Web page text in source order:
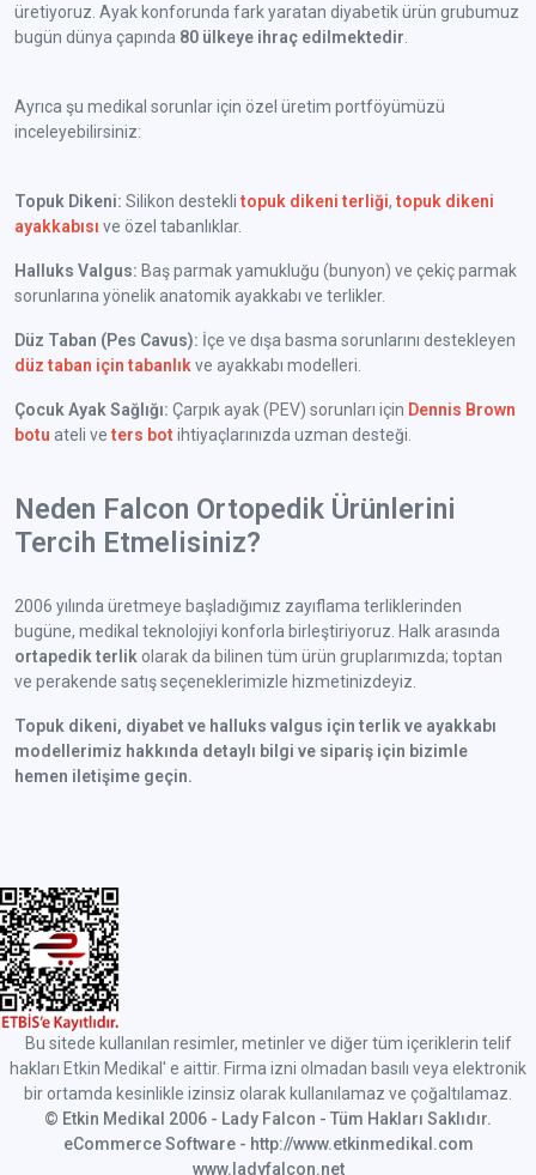
üretiyoruz. Ayak konforunda fark yaratan diyabetik ürün grubumuz
bugün dünya çapında 80 ülkeye ihraç edilmektedir
Ayrıca şu medikal sorunlar için özel üretim portföyümüzü
inceleyebilirsiniz:
Topuk Dikeni: Silikon desteklitopuk dikeni terliği,topuk dikeni
ayakkabısı ve özel tabanlıklar.
Halluks Valgus: Baş parmak yamukluğu (bunyon) ve çekiç parmak
sorunlarına yönelik anatomik ayakkabı ve terlikler.
Düz Taban (Pes Cavus): İçe ve dışa basma sorunlarını destekleyen
düz taban için tabanlık ve ayakkabı modelleri.
Çocuk Ayak Sağlığı: Çarpık ayak (PEV) sorunları için Dennis Brown
botu ateli veters bot ihtiyaçlarınızda uzman desteği.
Neden Falcon Ortopedik Ürünlerini
Tercih Etmelisiniz?
2006 yılında üretmeye başladığımız zayıflama terliklerinden
bugüne, medikal teknolojiyi konforla birleştiriyoruz. Halk arasında
ortapedik terlik olarak da bilinen tüm ürün gruplarımızda; toptan
ve perakende satış seçeneklerimizle hizmetinizdeyiz.
Topuk dikeni, diyabet ve halluks valgus için terlik ve ayakkabı
modellerimiz hakkında detaylı bilgi ve sipariş için bizimle
hemen iletişime geçin.
Bu sitede kullanılan resimler, metinler ve diğer tüm içeriklerin telif
hakları Etkin Medikal' e aittir. Firma izni olmadan basılı veya elektronik
bir ortamda kesinlikle izinsiz olarak kullanılamaz ve çoğaltılamaz.
© Etkin Medikal 2006 - Lady Falcon - Tüm Hakları Saklıdır.
eCommerce Software - http://www.etkinmedikal.com
www.ladyfalcon.net